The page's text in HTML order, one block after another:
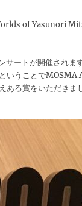
of Yasunori
ートが開催されま
いうことでMOSMA
ある賞をいただきま